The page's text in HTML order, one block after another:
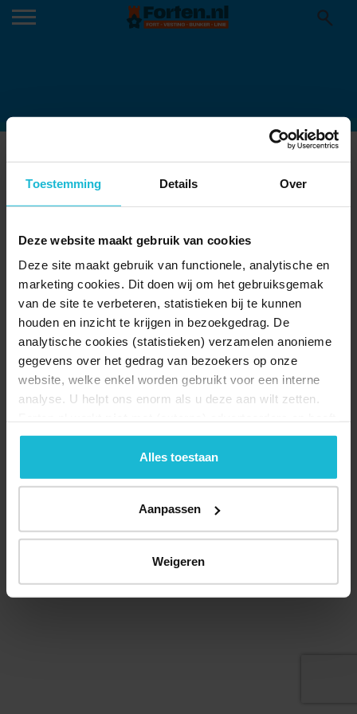
Toestemming Details Over
Deze website maakt gebruik van cookies
Deze site maakt gebruik van functionele, analytische en
marketing cookies. Dit doen wij om het gebruiksgemak
van de site te verbeteren, statistieken bij te kunnen
houden en inzicht te krijgen in bezoekgedrag. De
analytische cookies (statistieken) verzamelen anonieme
gegevens over het gedrag van bezoekers op onze
website, welke enkel worden gebruikt voor een interne
analyse. U helpt ons enorm als u deze aan wilt zetten.
geen commerciële doelstelling. U kunt deze cookies via
de knoppen accepteren, beheren of weigeren.
Alles toestaan
Aanpassen
Weigeren
© 2026 Stichting Forten Nederland
Over ons
Doneer nu Disclaimer
Contact
Forten.nl wordt ondersteund door de